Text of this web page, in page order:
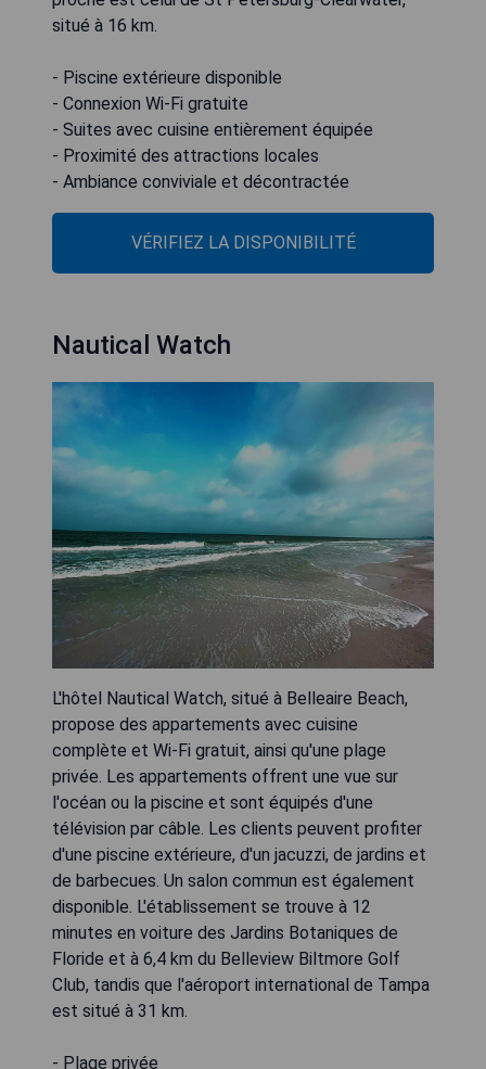
situé à 16 km.
- Piscine extérieure disponible
- Connexion Wi-Fi gratuite
- Suites avec cuisine entièrement équipée
- Proximité des attractions locales
- Ambiance conviviale et décontractée
VÉRIFIEZ LA DISPONIBILITÉ
Nautical Watch
L'hôtel Nautical Watch, situé à Belleaire Beach,
propose des appartements avec cuisine
complète et Wi-Fi gratuit, ainsi qu'une plage
privée. Les appartements offrent une vue sur
l'océan ou la piscine et sont équipés d'une
télévision par câble. Les clients peuvent profiter
d'une piscine extérieure, d'un jacuzzi, de jardins et
de barbecues. Un salon commun est également
disponible. L'établissement se trouve à 12
minutes en voiture des Jardins Botaniques de
Floride et à 6,4 km du Belleview Biltmore Golf
Club, tandis que l'aéroport international de Tampa
est situé à 31 km.
- Plage privée